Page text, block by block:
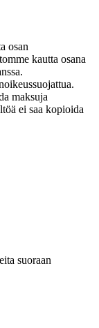
osan
kautta osana
maksuja
ei saa kopioida
suoraan